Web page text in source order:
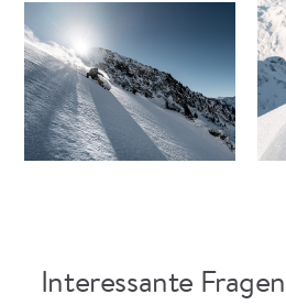
Interessante